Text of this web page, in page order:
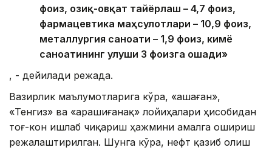
фоиз, озиқ-овқат тайёрлаш – 4,7 фоиз,
фармацевтика маҳсулотлари – 10,9 фоиз,
металлургия саноати – 1,9 фоиз, кимё
саноатининг улуши 3 фоизга ошади»
, - дейилади режада.
Вазирлик маълумотларига кўра, «Қашаған»,
«Тенгиз» ва «Қарашиғанақ» лойиҳалари ҳисобидан
тоғ-кон ишлаб чиқариш ҳажмини амалга ошириш
режалаштирилган. Шунга кўра, нефт қазиб олиш